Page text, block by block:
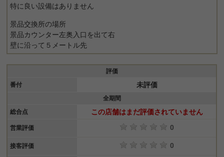
特に良い設備はありません
景品交換所の場所
景品カウンター左奥入口を出て右
壁に沿って５メートル先
評価
番付
未評価
全期間
総合点
この店舗はまだ評価されていません
営業評価 0
接客評価 0